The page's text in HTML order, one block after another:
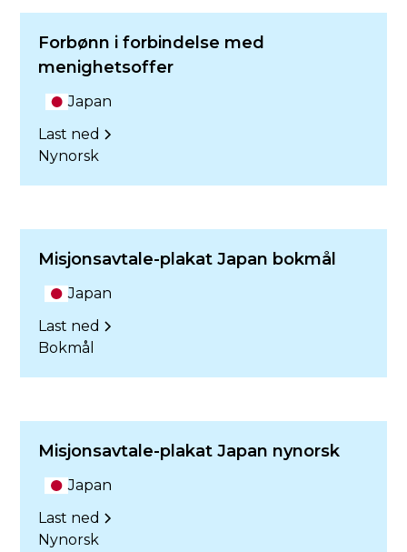
Forbønn i forbindelse med
menighetsoffer
Japan
Last ned
Nynorsk
Misjonsavtale-plakat Japan bokmål
Japan
Last ned
Bokmål
Misjonsavtale-plakat Japan nynorsk
Japan
Last ned
Nynorsk